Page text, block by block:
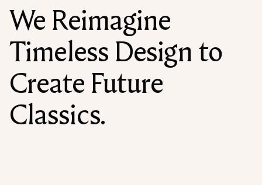
We Reimagine
Timeless Design to
Create Future
Classics.